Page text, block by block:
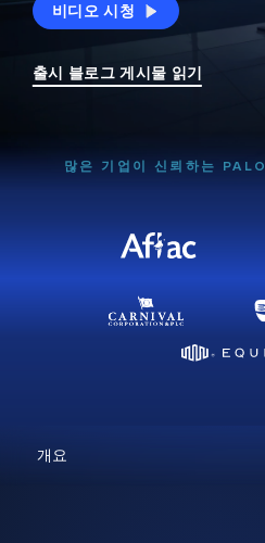
비디오 시청
출시 블로그 게시물 읽기
많은 기업이 신뢰하는